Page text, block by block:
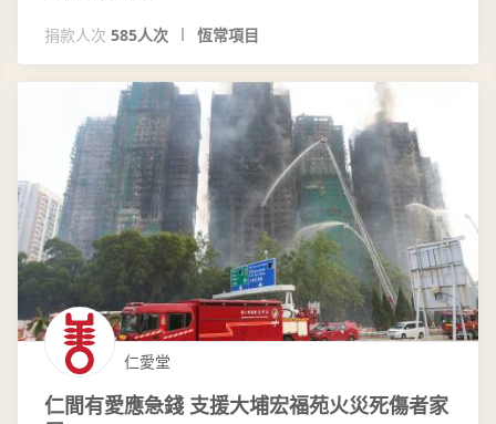
捐款人次 585人次 恆常項目
仁愛堂
仁間有愛應急錢 支援大埔宏福苑火災死傷者家